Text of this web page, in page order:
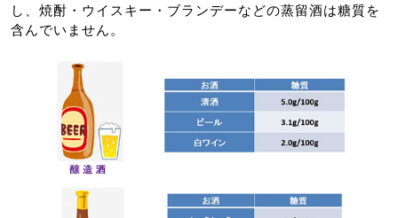
し、焼酎・ウイスキー・ブランデーなどの蒸留酒は糖質を
含んでいません。